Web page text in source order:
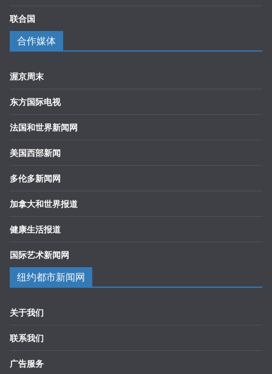
联合国
合作媒体
渥京周末
东方国际电视
法国和世界新闻网
美国西部新闻
多伦多新闻网
加拿大和世界报道
健康生活报道
国际艺术新闻网
纽约都市新闻网
关于我们
联系我们
广告服务